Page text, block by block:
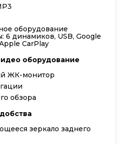
оборудование
6 динамиков, USB, Google
CarPlay
оборудование
ЖК-монитор
обзора
зеркало заднего